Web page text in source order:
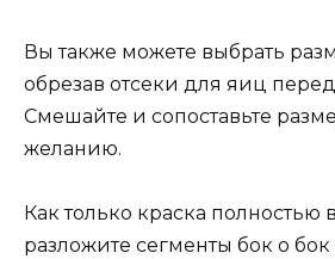
Вы также можете выбрать
обрезав отсеки для яиц
Смешайте и сопоставьте
желанию.
Как только краска полностью
разложите сегменты бок о